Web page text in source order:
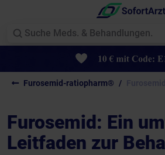
Furosemid-ratiopharm®
Furosemid: Ein
Leitfaden zur